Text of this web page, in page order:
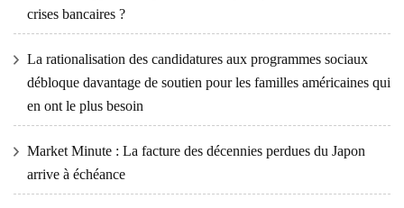
crises bancaires ?
La rationalisation des candidatures aux programmes sociaux
débloque davantage de soutien pour les familles américaines qui
en ont le plus besoin
Market Minute : La facture des décennies perdues du Japon
arrive à échéance